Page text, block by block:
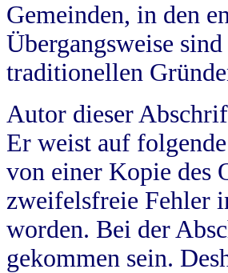
Gemeinden, in den
Übergangsweise
traditionellen
Autor dieser
Er weist auf
von einer Kopie des
zweifelsfreie Fehler
worden. Bei der
gekommen sein.